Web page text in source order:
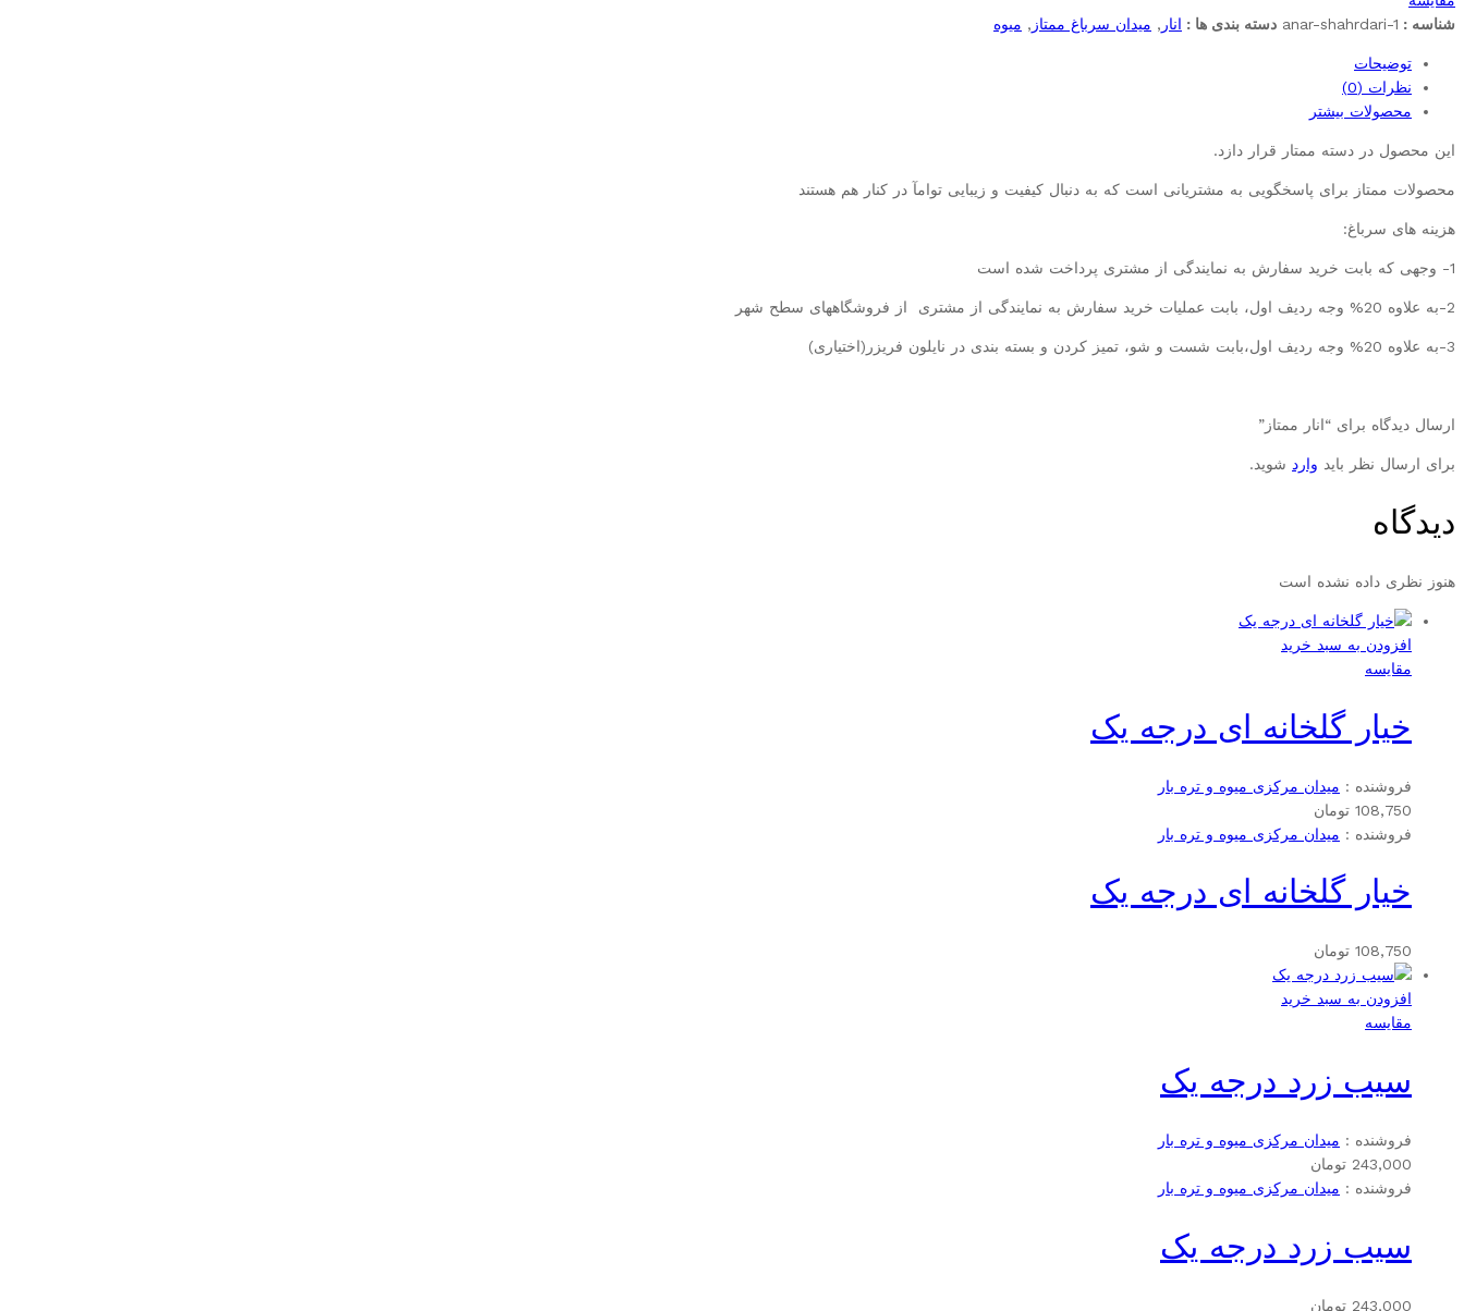
شناسه : anar-shahrdari-1 دسته بندی ها : انار , میدان سرباغ ممتاز , میوه
توضیحات
نظرات (0)
محصولات بیشتر
این محصول در دسته ممتار قرار دازد.
محصولات ممتاز برای پاسخگویی به مشتریانی است که به دنبال کیفیت و زیبایی توامآ در کنار هم هستند
هزینه های سرباغ:
1- وجهی که بابت خرید سفارش به نمایندگی از مشتری پرداخت شده است
2-به علاوه 20% وجه ردیف اول، بابت عملیات خرید سفارش به نمایندگی از مشتری از فروشگاههای سطح شهر
3-به علاوه 20% وجه ردیف اول،بابت شست و شو، تمیز کردن و بسته بندی در نایلون فریزر(اختیاری)
ارسال دیدگاه برای “انار ممتاز”
برای ارسال نظر باید وارد شوید.
دیدگاه
هنوز نظری داده نشده است
افزودن به سبد خرید
مقایسه
خیار گلخانه ای درجه یک
فروشنده : میدان مرکزی میوه و تره بار
108,750 تومان
فروشنده : میدان مرکزی میوه و تره بار
خیار گلخانه ای درجه یک
108,750 تومان
افزودن به سبد خرید
مقایسه
سیب زرد درجه یک
فروشنده : میدان مرکزی میوه و تره بار
243,000 تومان
فروشنده : میدان مرکزی میوه و تره بار
سیب زرد درجه یک
243,000 تومان